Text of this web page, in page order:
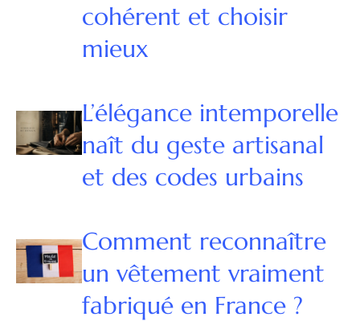
cohérent et choisir
mieux
L’élégance intemporelle
naît du geste artisanal
et des codes urbains
Comment reconnaître
un vêtement vraiment
fabriqué en France ?